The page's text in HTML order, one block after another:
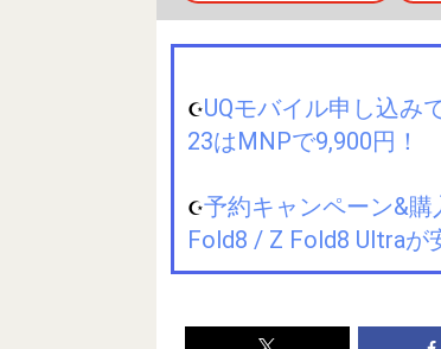
☪️UQモバイル申し込み
23はMNPで9,900円！
☪️予約キャンペーン&購
Fold8 / Z Fold8 Ultraが